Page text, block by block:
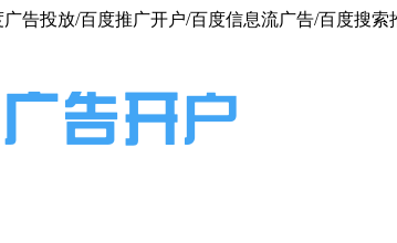
告投放/百度推广开户/百度信息流广告/百度搜索